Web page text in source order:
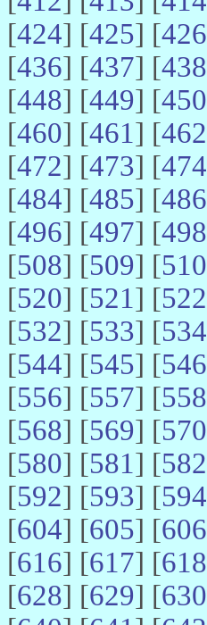
[424] [425] [426
[436] [437] [438
[448] [449] [450
[460] [461] [462
[472] [473] [474
[484] [485] [486
[496] [497] [498
[508] [509] [510
[520] [521] [522
[532] [533] [534
[544] [545] [546
[556] [557] [558
[568] [569] [570
[580] [581] [582
[592] [593] [594
[604] [605] [606
[616] [617] [618
[628] [629] [630